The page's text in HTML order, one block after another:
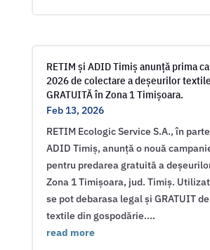
RETIM și ADID Timiș anunță prima
2026 de colectare a deșeurilor
GRATUITĂ în Zona 1 Timișoara.
Feb 13, 2026
RETIM Ecologic Service S.A., în
ADID Timiș, anunță o nouă
pentru predarea gratuită a
Zona 1 Timișoara, jud. Timiș.
se pot debarasa legal și GRATUIT
textile din gospodărie....
read more